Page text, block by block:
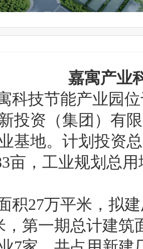
嘉寓产业
科技节能产业园
投资（集团）有
基地。计划投资
亩，工业规划总
积27万平米，拟
，第一期总计建